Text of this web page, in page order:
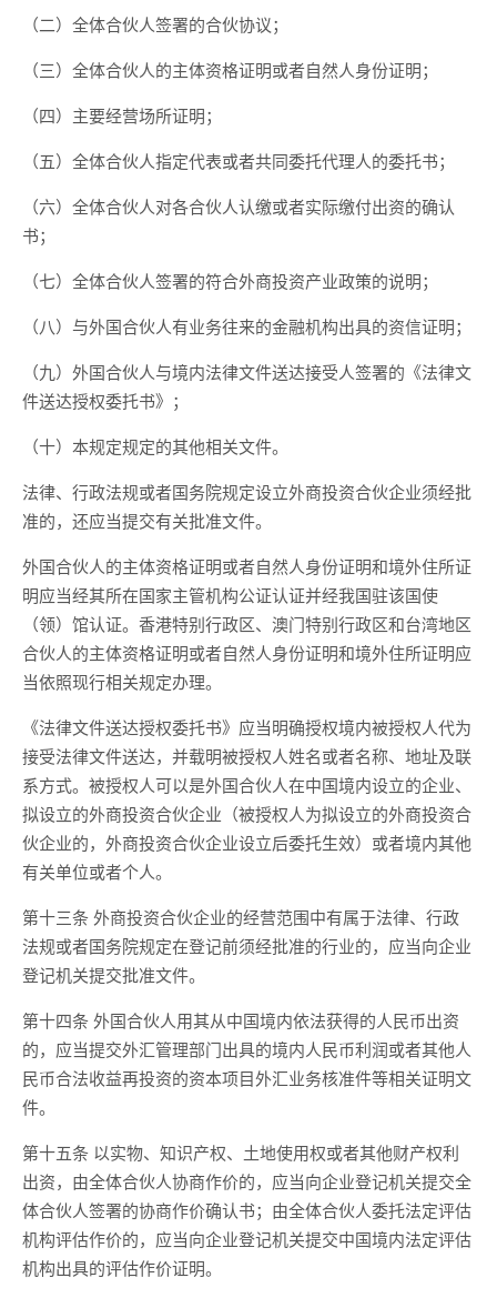
（二）全体合伙人签署的合伙协议；
（三）全体合伙人的主体资格证明或者自然人身份证明；
（四）主要经营场所证明；
（五）全体合伙人指定代表或者共同委托代理人的委托书；
（六）全体合伙人对各合伙人认缴或者实际缴付出资的确认
书；
（七）全体合伙人签署的符合外商投资产业政策的说明；
（八）与外国合伙人有业务往来的金融机构出具的资信证明；
（九）外国合伙人与境内法律文件送达接受人签署的《法律文
件送达授权委托书》；
（十）本规定规定的其他相关文件。
法律、行政法规或者国务院规定设立外商投资合伙企业须经批
准的，还应当提交有关批准文件。
外国合伙人的主体资格证明或者自然人身份证明和境外住所证
明应当经其所在国家主管机构公证认证并经我国驻该国使
（领）馆认证。香港特别行政区、澳门特别行政区和台湾地区
合伙人的主体资格证明或者自然人身份证明和境外住所证明应
当依照现行相关规定办理。
《法律文件送达授权委托书》应当明确授权境内被授权人代为
接受法律文件送达，并载明被授权人姓名或者名称、地址及联
系方式。被授权人可以是外国合伙人在中国境内设立的企业、
拟设立的外商投资合伙企业（被授权人为拟设立的外商投资合
伙企业的，外商投资合伙企业设立后委托生效）或者境内其他
有关单位或者个人。
第十三条 外商投资合伙企业的经营范围中有属于法律、行政
法规或者国务院规定在登记前须经批准的行业的，应当向企业
登记机关提交批准文件。
第十四条 外国合伙人用其从中国境内依法获得的人民币出资
的，应当提交外汇管理部门出具的境内人民币利润或者其他人
民币合法收益再投资的资本项目外汇业务核准件等相关证明文
件。
第十五条 以实物、知识产权、土地使用权或者其他财产权利
出资，由全体合伙人协商作价的，应当向企业登记机关提交全
体合伙人签署的协商作价确认书；由全体合伙人委托法定评估
机构评估作价的，应当向企业登记机关提交中国境内法定评估
机构出具的评估作价证明。